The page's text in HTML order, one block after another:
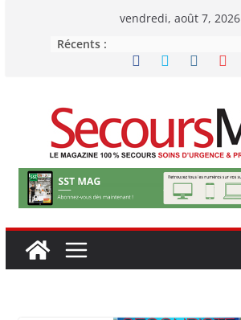
vendredi, août 7, 2026
Récents :